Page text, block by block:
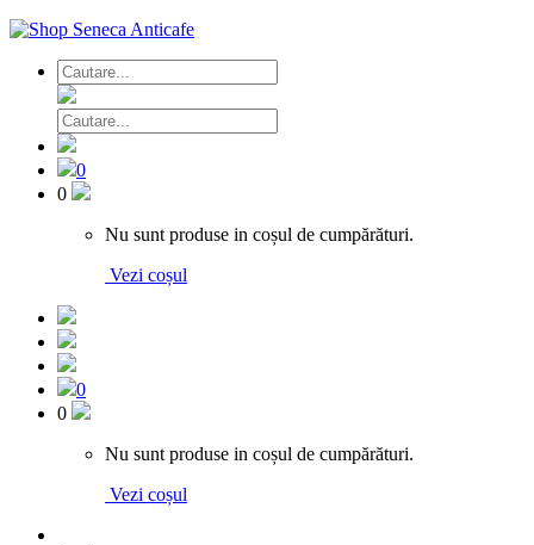
0
0
Nu sunt produse in coșul de cumpărături.
Vezi coșul
0
0
Nu sunt produse in coșul de cumpărături.
Vezi coșul